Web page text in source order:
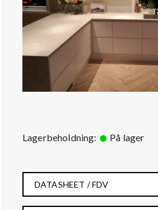
Lagerbeholdning: På lager
DATASHEET / FDV